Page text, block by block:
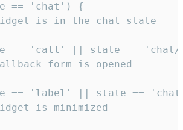
== 'chat') {
is in the chat state
== 'call' || state ==
form is opened
== 'label' || state ==
is minimized